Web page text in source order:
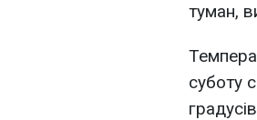
туман,
суботу